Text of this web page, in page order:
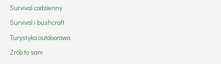
Survival codzienny
Survival i bushcraft
Turystyka outdoorowa
Zrób to sam